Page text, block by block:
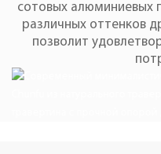
сотовых алюминиевых
различных оттенков
позволит